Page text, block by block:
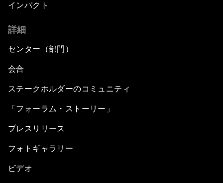
インパクト
詳細
センター（部門）
会合
ステークホルダーのコミュニティ
「フォーラム・ストーリー」
プレスリリース
フォトギャラリー
ビデオ